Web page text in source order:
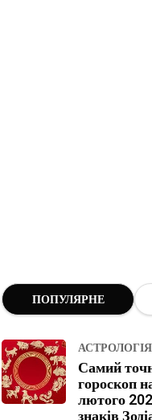
ПОПУЛЯРНЕ
АСТРОЛОГІЯ
Самий
гороскоп
лютого